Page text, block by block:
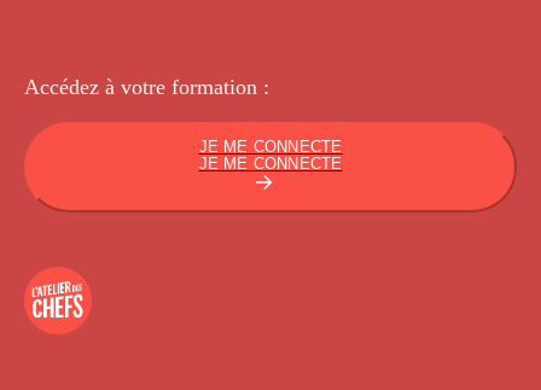
Accédez à votre formation :
JE ME CONNECTE
JE ME CONNECTE